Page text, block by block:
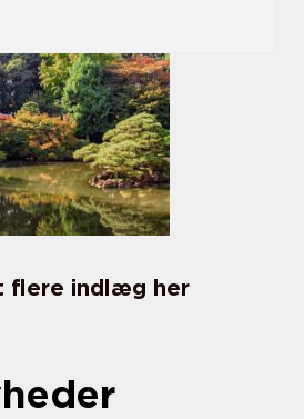
flere indlæg her